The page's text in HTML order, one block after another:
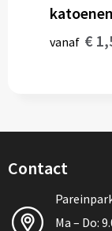
vanaf €
Contact
Ma – Do: